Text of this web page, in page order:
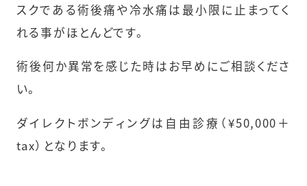
スクである術後痛や冷水痛は最小限に止まってく
れる事がほとんどです。
術後何か異常を感じた時はお早めにご相談くださ
い。
ダイレクトボンディングは自由診療（¥50,000＋
tax）となります。